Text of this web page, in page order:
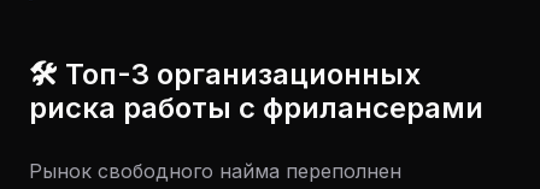
🛠 Топ-3 организационных
риска работы с фрилансерами
Рынок свободного найма переполнен